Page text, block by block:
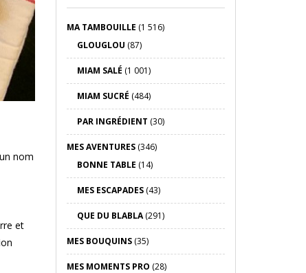
nom
et
MA TAMBOUILLE (1 516)
GLOUGLOU (87)
MIAM SALÉ (1 001)
MIAM SUCRÉ (484)
PAR INGRÉDIENT (30)
MES AVENTURES(346)
BONNE TABLE (14)
MES ESCAPADES(43)
QUE DU BLABLA(291)
MES BOUQUINS(35)
MES MOMENTS PRO (28)